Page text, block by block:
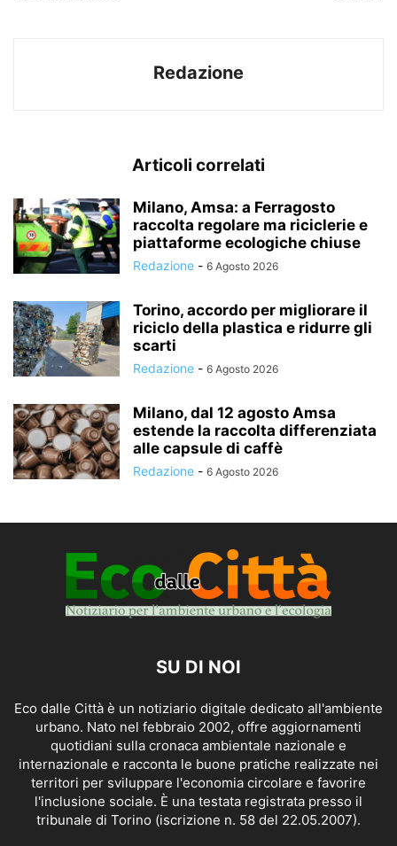
Redazione
Articoli correlati
Milano, Amsa: a Ferragosto
raccolta regolare ma riciclerie e
piattaforme ecologiche chiuse
Redazione - 6 Agosto 2026
Torino, accordo per migliorare il
riciclo della plastica e ridurre gli
scarti
Redazione - 6 Agosto 2026
Milano, dal 12 agosto Amsa
estende la raccolta differenziata
alle capsule di caffè
Redazione - 6 Agosto 2026
SU DI NOI
Eco dalle Città è un notiziario digitale dedicato all'ambiente
urbano. Nato nel febbraio 2002, offre aggiornamenti
quotidiani sulla cronaca ambientale nazionale e
internazionale e racconta le buone pratiche realizzate nei
territori per sviluppare l'economia circolare e favorire
l'inclusione sociale. È una testata registrata presso il
tribunale di Torino (iscrizione n. 58 del 22.05.2007).